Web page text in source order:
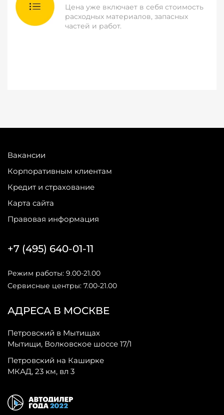
Цена уже включает в себя стоимость
расходных материалов, запасных
частей и работ.
Вакансии
Корпоративным клиентам
Кредит и страхование
Карта сайта
Правовая информация
АДРЕСА В МОСКВЕ
Петровский в Мытищах
Мытищи, Волковское шоссе 17/1
Петровский на Каширке
МКАД, 23 км, вл 3
+7 (495) 640-01-11
Режим работы: 9.00-21.00
Сервисные центры: 7.00-21.00